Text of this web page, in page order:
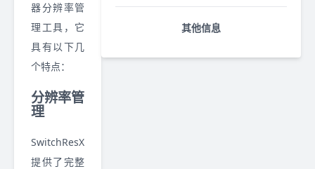
器分辨率管
理工具，它
具有以下几
个特点：
分辨率管
理
SwitchResX
提供了完整
其他信息